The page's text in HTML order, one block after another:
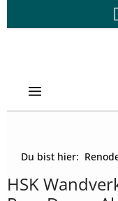
Zum Hauptinhalt
Du bist hier:
HSK